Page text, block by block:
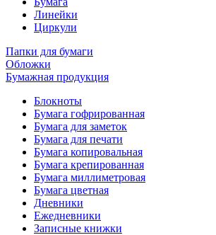
Линейки
Циркули
Папки для бумаги
Обложки
Бумажная продукция
Блокноты
Бумага гофрированная
Бумага для заметок
Бумага для печати
Бумага копировальная
Бумага крепированная
Бумага миллиметровая
Бумага цветная
Дневники
Ежедневники
Записные книжки